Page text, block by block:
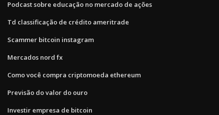
Podcast sobre educação no mercado de ações
Td classificação de crédito ameritrade
Scammer bitcoin instagram
Mercados nord fx
Como você compra criptomoeda ethereum
Previsão do valor do ouro
Investir empresa de bitcoin